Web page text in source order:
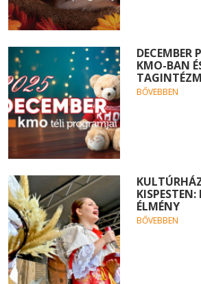
DECEMBER
KMO-BAN
BŐVEBBEN
KISPESTEN:
ÉLMÉNY
BŐVEBBEN